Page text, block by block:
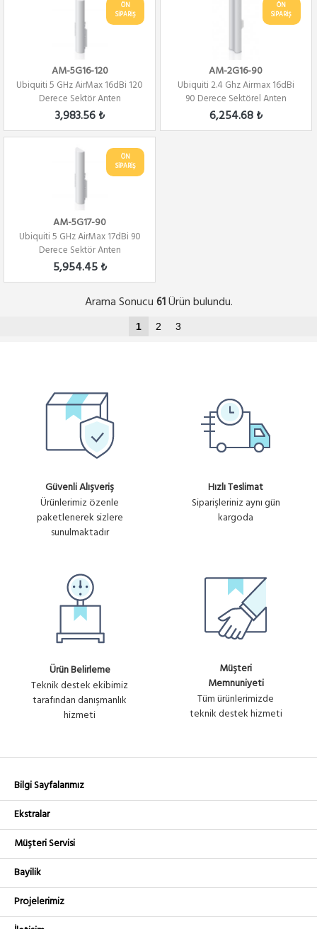
ÖN
SİPARİŞ
AM-5G16-120
Ubiquiti 5 GHz AirMax 16dBi 120
Derece Sektör Anten
3,983.56 ₺
ÖN
SİPARİŞ
AM-2G16-90
Ubiquiti 2.4 Ghz Airmax 16dBi
90 Derece Sektörel Anten
6,254.68 ₺
ÖN
SİPARİŞ
AM-5G17-90
Ubiquiti 5 GHz AirMax 17dBi 90
Derece Sektör Anten
5,954.45 ₺
Arama Sonucu 61Ürün bulundu.
1 2 3
Güvenli Alışveriş
Ürünlerimiz özenle
paketlenerek sizlere
sunulmaktadır
Hızlı Teslimat
Siparişleriniz aynı gün
kargoda
Ürün Belirleme
Teknik destek ekibimiz
tarafından danışmanlık
hizmeti
Müşteri
Memnuniyeti
Tüm ürünlerimizde
teknik destek hizmeti
Bilgi Sayfalarımız
Ekstralar
Müşteri Servisi
Bayilik
Projelerimiz